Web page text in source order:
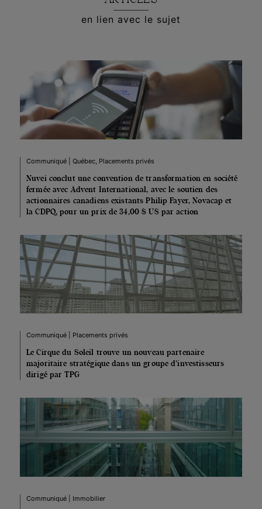
en lien avec le sujet
Communiqué | Québec, Placements privés
Nuvei conclut une convention de transformation en société
fermée avec Advent International, avec le soutien des
actionnaires canadiens existants Philip Fayer, Novacap et
la CDPQ, pour un prix de 34,00 $ US par action
Communiqué | Placements privés
Le Cirque du Soleil trouve un nouveau partenaire
majoritaire stratégique dans un groupe d’investisseurs
dirigé par TPG
Communiqué | Immobilier